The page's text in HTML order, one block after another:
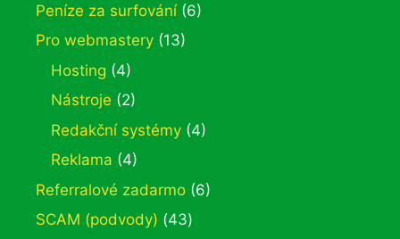
Peníze za surfování(6)
Pro webmastery (13)
Hosting (4)
Nástroje (2)
Redakční systémy (4)
Reklama (4)
Referralové zadarmo (6)
SCAM (podvody) (43)